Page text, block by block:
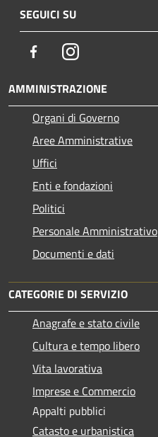
SEGUICI SU
FacebookInstagram
AMMINISTRAZIONE
Organi di Governo
Aree Amministrative
Uffici
Enti e fondazioni
Politici
Personale Amministrativo
Documenti e dati
CATEGORIE DI SERVIZIO
Anagrafe e stato civile
Cultura e tempo libero
Vita lavorativa
Imprese e Commercio
Appalti pubblici
Catasto e urbanistica